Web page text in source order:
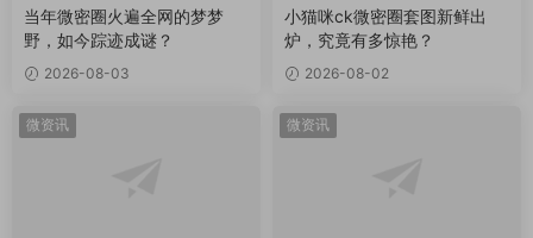
当年微密圈火遍全网的梦梦
野，如今踪迹成谜？
2026-08-03
小猫咪ck微密圈套图新鲜出
炉，究竟有多惊艳？
2026-08-02
微资讯 微资讯